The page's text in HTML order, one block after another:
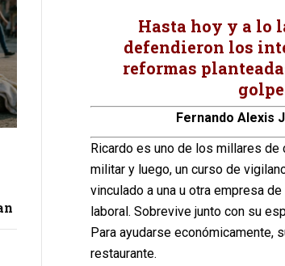
Hasta hoy y a lo
defendieron los
reformas
Fernando Alexis
Ricardo es uno de los millares
militar y luego, un curso de
vinculado a una u otra empresa
laboral. Sobrevive junto con su
Para ayudarse económicamente,
restaurante.